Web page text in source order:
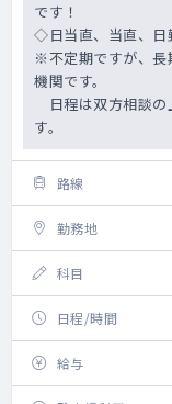
です！
◇日当直、当直、日
※不定期ですが、長
機関です。
日程は双方相談の
す。
路線
勤務地
科目
日程/時間
給与